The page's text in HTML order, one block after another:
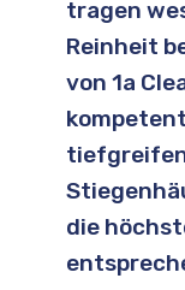
tragen
Reinheit
von 1a
die